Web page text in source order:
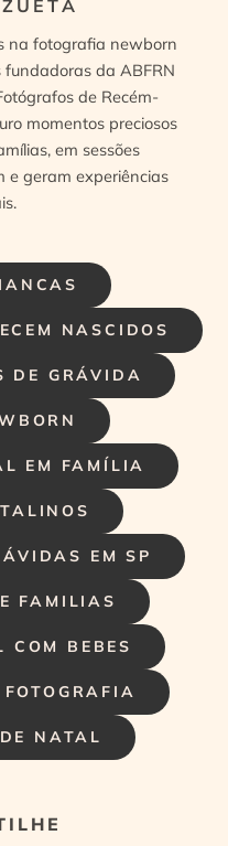
NASCIDOS
DE GRÁVIDA
EM FAMÍLIA
EM SP
FAMILIAS
COM BEBES
NATAL
na fotografia newborn
da ABFRN
de Recém-
momentos preciosos
em sessões
e geram experiências